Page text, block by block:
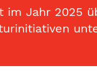
im Jahr 2025